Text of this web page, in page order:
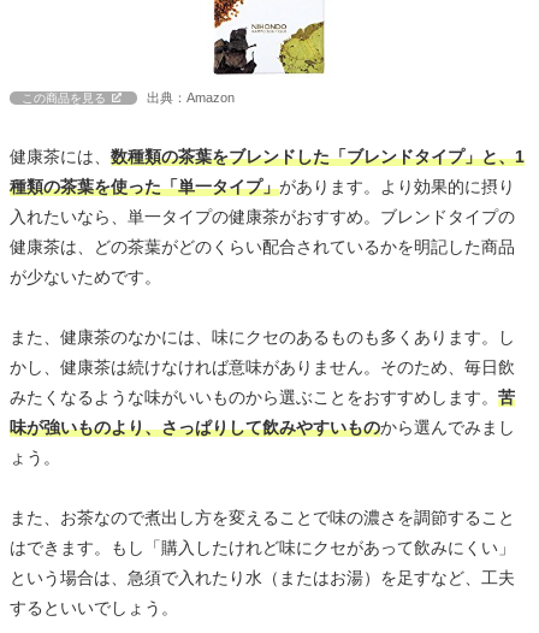
この商品を見る 出典：Amazon
健康茶には、 数種類の茶葉をブレンドした「ブレンドタイプ」と、1
種類の茶葉を使った「単一タイプ」があります。より効果的に摂り
入れたいなら、単一タイプの健康茶がおすすめ。ブレンドタイプの
健康茶は、どの茶葉がどのくらい配合されているかを明記した商品
が少ないためです。
また、健康茶のなかには、味にクセのあるものも多くあります。し
かし、健康茶は続けなければ意味がありません。そのため、毎日飲
みたくなるような味がいいものから選ぶことをおすすめします。 苦
味が強いものより、さっぱりして飲みやすいものから選んでみまし
ょう。
また、お茶なので煮出し方を変えることで味の濃さを調節すること
はできます。もし「購入したけれど味にクセがあって飲みにくい」
という場合は、急須で入れたり水（またはお湯）を足すなど、工夫
するといいでしょう。